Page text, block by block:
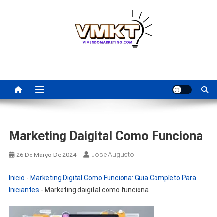
Para Revenda | Vivendo
Marketing
Marketing Daigital Como Funciona
26 De Março De 2024 Jose Augusto
Início - Marketing Digital Como Funciona: Guia Completo Para
Iniciantes - Marketing daigital como funciona